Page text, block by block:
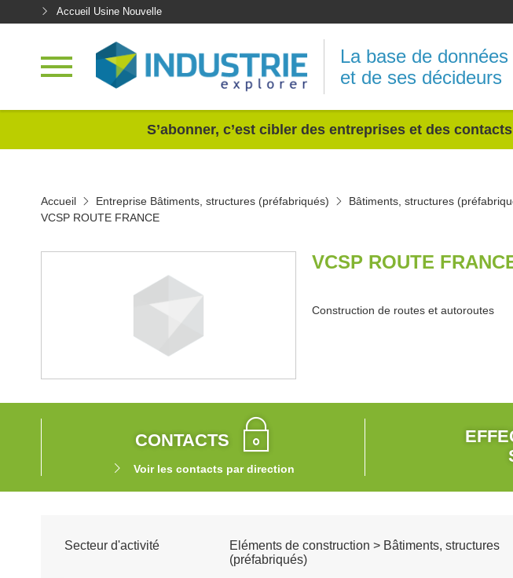
Accueil Usine Nouvelle
La base de données
et de ses décideurs
S’abonner, c’est cibler des entreprises et des
Accueil Entreprise Bâtiments, structures (préfabriqués) Bâtiments, structures
VCSP ROUTE FRANCE
VCSP ROUTE
Construction de routes et autoroutes
CONTACTS
Voir les contacts par direction
Secteur d'activité
Eléments de construction > Bâtiments, structures
(préfabriqués)